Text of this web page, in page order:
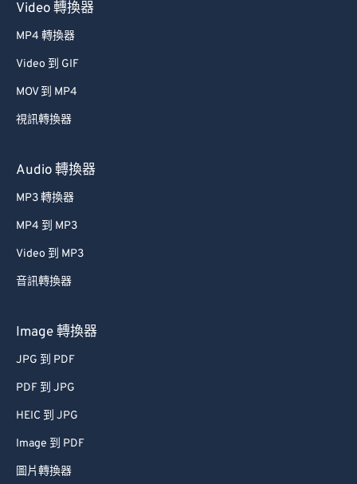
Video 轉換器
MP4 轉換器
Video 到 GIF
MOV 到 MP4
視訊轉換器
Audio 轉換器
MP3 轉換器
MP4 到 MP3
Video 到 MP3
音訊轉換器
Image 轉換器
JPG 到 PDF
PDF 到 JPG
HEIC 到 JPG
Image 到 PDF
圖片轉換器